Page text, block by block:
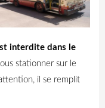
interdite dans le
stationner sur le
il se remplit